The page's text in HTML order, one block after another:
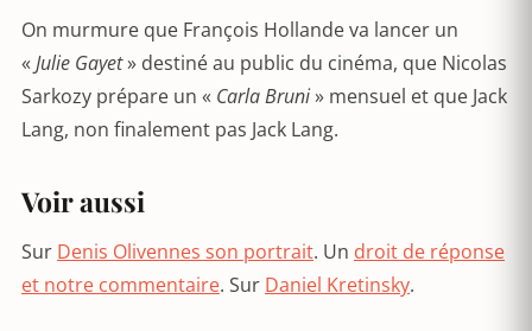
On murmure que François Hollande va lancer un
« Julie Gayet» destiné au public du cinéma, que Nicolas
Sarkozy prépare un « Carla Bruni» mensuel et que Jack
Lang, non finalement pas Jack Lang.
Voir aussi
Sur Denis Olivennes son portrait. Un droit de réponse
et notre commentaire. Sur Daniel Kretinsky.